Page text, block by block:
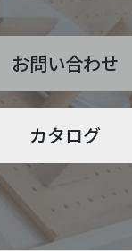
お問い合わせ
カタログ